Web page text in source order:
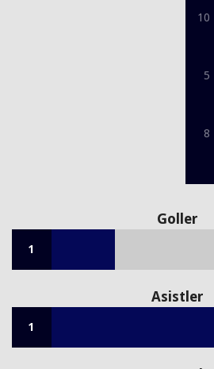
10
5
8
Goller
1
Asistler
1